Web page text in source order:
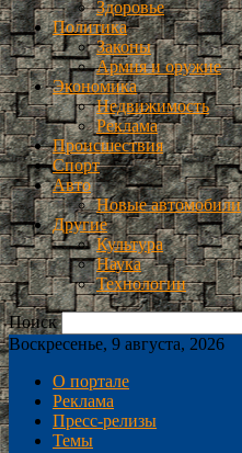
Здоровье
Политика
Законы
Армия и оружие
Экономика
Недвижимость
Реклама
Происшествия
Спорт
Авто
Новые автомобили
Другие
Культура
Наука
Технологии
Поиск
Воскресенье, 9 августа, 2026
О портале
Реклама
Пресс-релизы
Темы